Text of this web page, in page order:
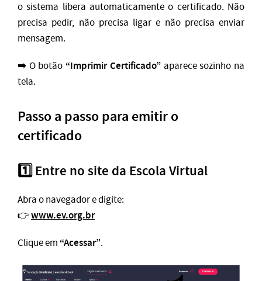
o sistema libera automaticamente o certificado. Não
precisa pedir, não precisa ligar e não precisa enviar
mensagem.
➡️ O botão “Imprimir Certificado”aparece sozinho na
tela.
Passo a passo para emitir o
certificado
1️⃣ Entre no site da Escola Virtual
Abra o navegador e digite:
👉www.ev.org.br
Clique em “Acessar”.